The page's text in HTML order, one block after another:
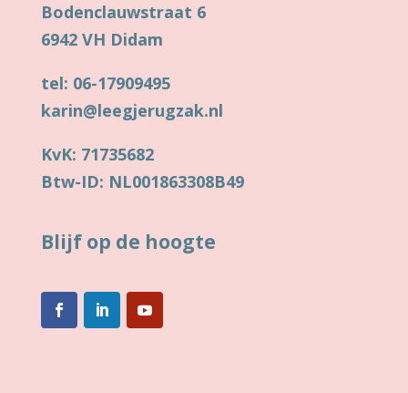
Bodenclauwstraat 6
6942 VH Didam
tel: 06-17909495
karin@leegjerugzak.nl
KvK: 71735682
Btw-ID: NL001863308B49
Blijf op de hoogte